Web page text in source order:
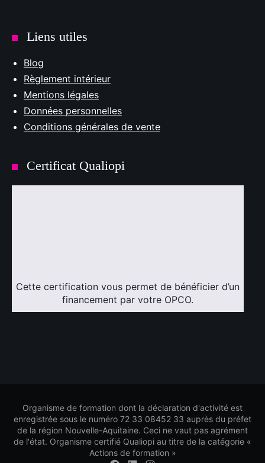
Liens utiles
Blog
Règlement intérieur
Mentions légales
Données personnelles
Conditions générales de vente
Certificat Qualiopi
Cette certification vous permet de bénéficier d’un
financement par votre OPCO.
Organisme de formation dont la déclaration d'activité est
enregistrée sous le numéro 72 33 08452 33 auprès du préfet
de la région Nouvelle-Aquitaine. Ceci ne vaut pas agrément
de l'état. Organisme certifié Qualiopi au titre de la catégorie «
Actions de formation »